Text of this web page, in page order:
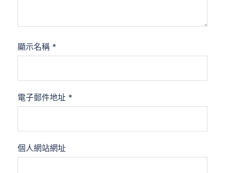
顯示名稱 *
電子郵件地址 *
個人網站網址